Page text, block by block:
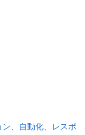
、自動化、レスポ